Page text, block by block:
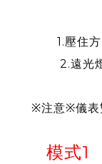
1.壓住
2.遠光燈
※注意※儀表
模式1